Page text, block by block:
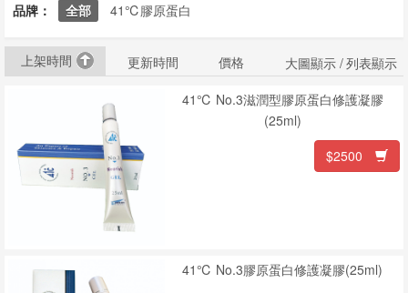
關
品
最
新
品牌： 全部 41℃膠原蛋白
上架時間 更新時間 價格 大圖顯示 /列表顯示
41℃ No.3滋潤型膠原蛋白修護凝膠
(25ml)
$2500
41℃ No.3膠原蛋白修護凝膠(25ml)